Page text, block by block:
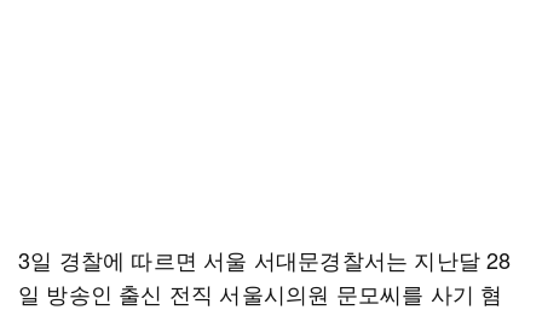
3일 경찰에 따르면 서울 서대문경찰서는 지난달 28
일 방송인 출신 전직 서울시의원 문모씨를 사기 혐